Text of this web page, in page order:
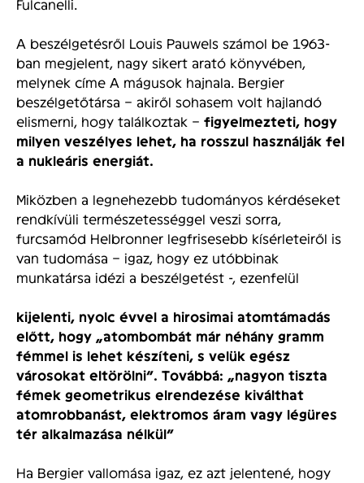
Fulcanelli.
A beszélgetésről Louis Pauwels számol be 1963-
ban megjelent, nagy sikert arató könyvében,
melynek címe A mágusok hajnala. Bergier
beszélgetőtársa – akiről sohasem volt hajlandó
elismerni, hogy találkoztak – figyelmezteti, hogy
milyen veszélyes lehet, ha rosszul használják fel
a nukleáris energiát.
Miközben a legnehezebb tudományos kérdéseket
rendkívüli természetességgel veszi sorra,
furcsamód Helbronner legfrisesebb kísérleteiről is
van tudomása – igaz, hogy ez utóbbinak
munkatársa idézi a beszélgetést -, ezenfelül
kijelenti, nyolc évvel a hirosimai atomtámadás
előtt, hogy „atombombát már néhány gramm
fémmel is lehet készíteni, s velük egész
városokat eltörölni”. Továbbá: „nagyon tiszta
fémek geometrikus elrendezése kiválthat
atomrobbanást, elektromos áram vagy légüres
tér alkalmazása nélkül”
Ha Bergier vallomása igaz, ez azt jelentené, hogy